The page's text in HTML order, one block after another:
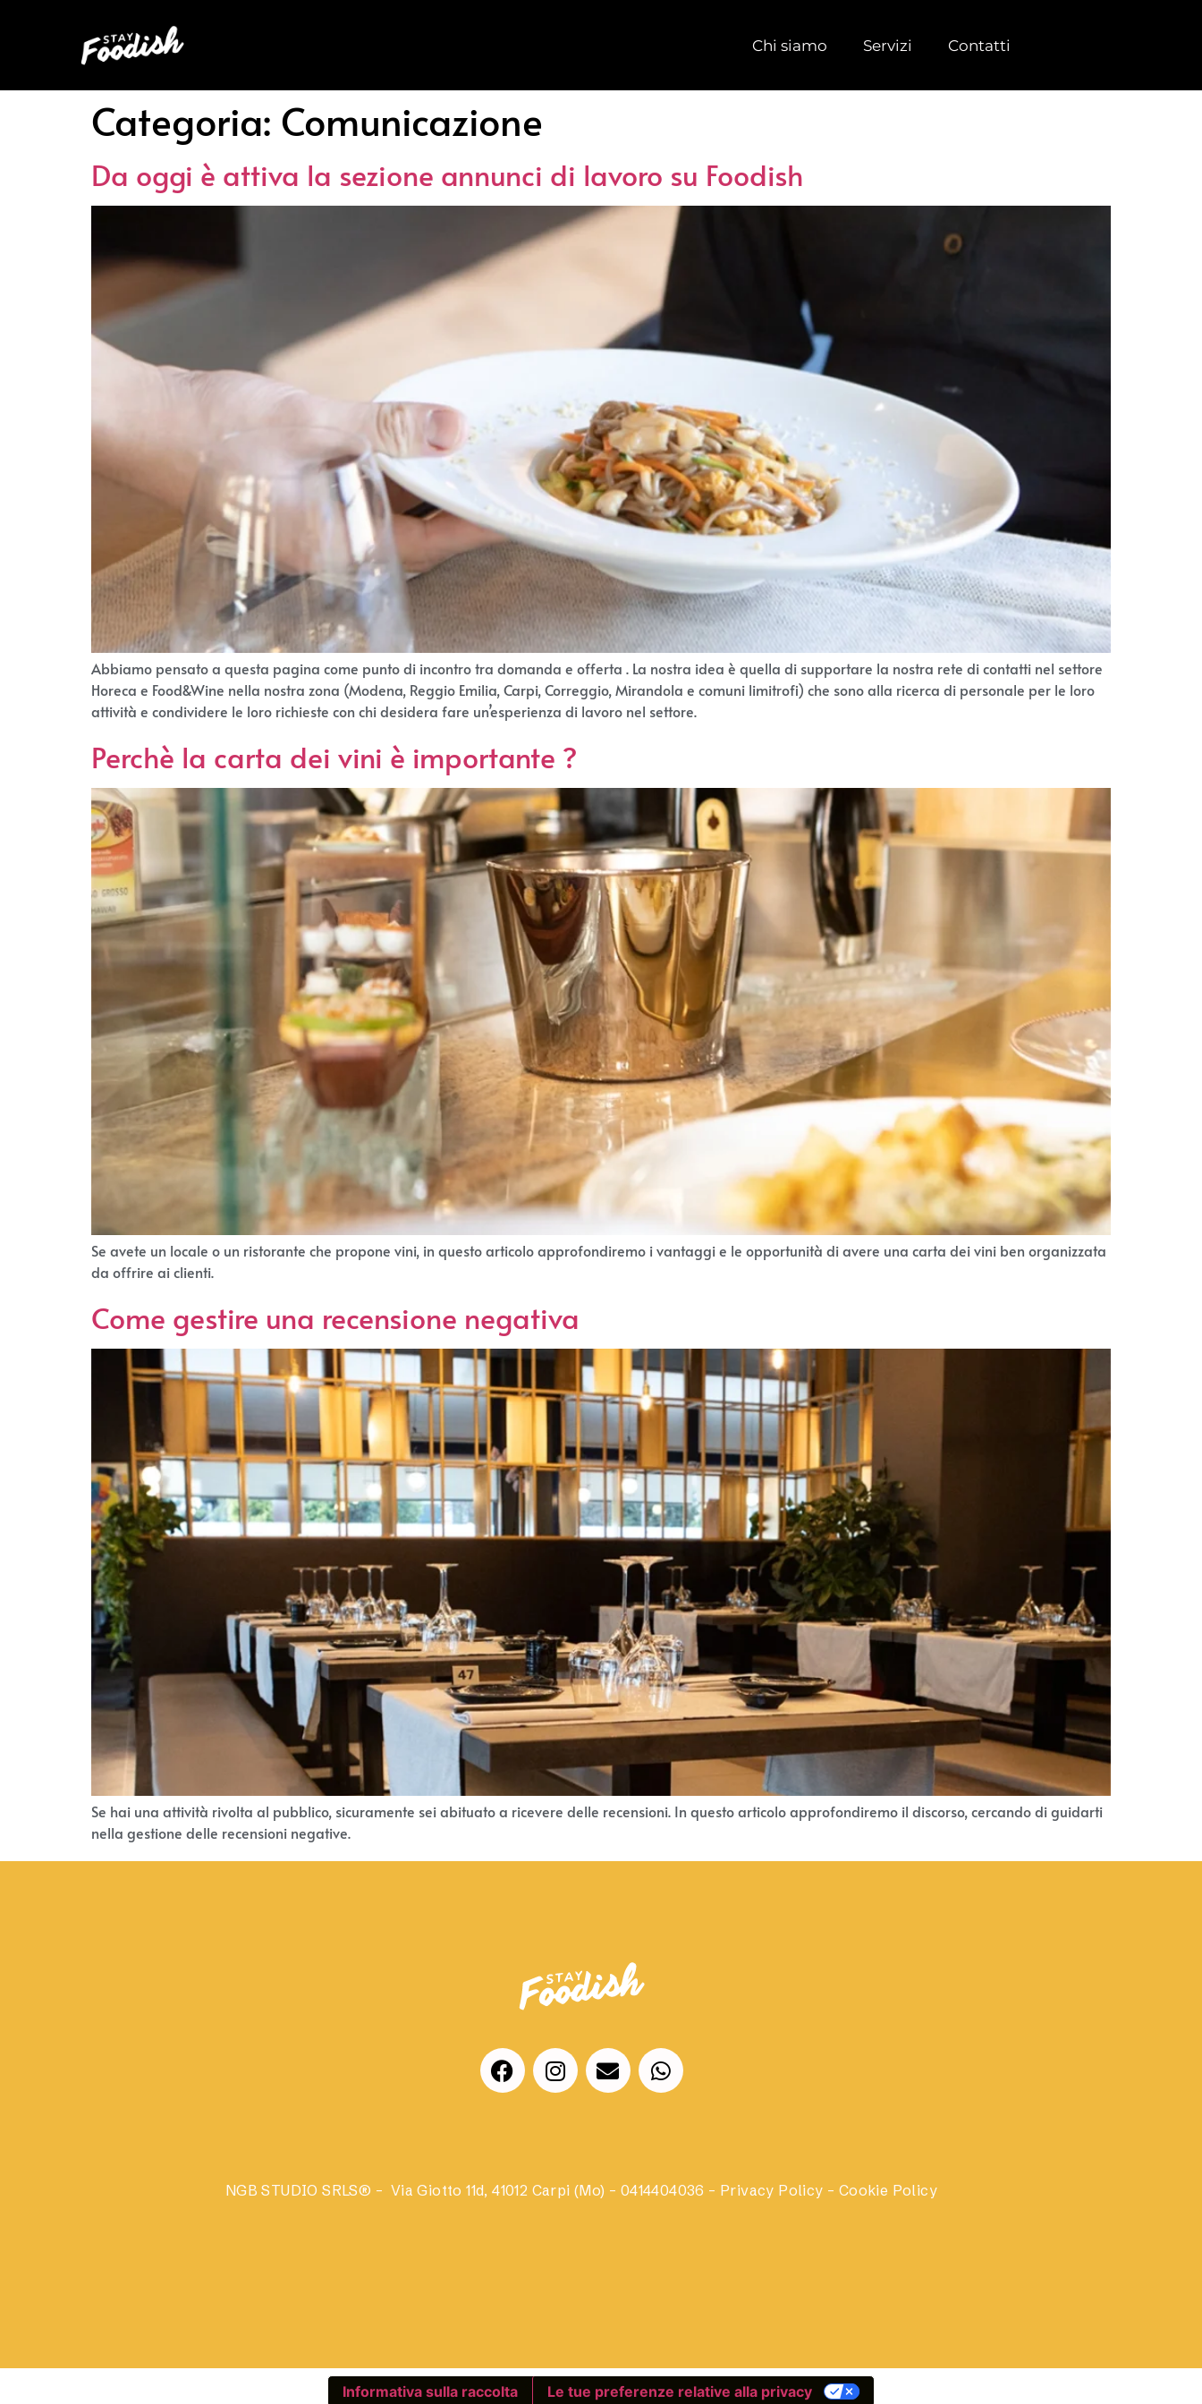
Chi siamo Servizi Contatti
Categoria: Comunicazione
Da oggi è attiva la sezione annunci di lavoro su Foodish
Abbiamo pensato a questa pagina come punto di incontro tra domanda e offerta . La nostra idea è quella di supportare la nostra rete di contatti nel settore
Horeca e Food&Wine nella nostra zona (Modena, Reggio Emilia, Carpi, Correggio, Mirandola e comuni limitrofi) che sono alla ricerca di personale per le loro
attività e condividere le loro richieste con chi desidera fare un’esperienza di lavoro nel settore.
Perchè la carta dei vini è importante ?
Se avete un locale o un ristorante che propone vini, in questo articolo approfondiremo i vantaggi e le opportunità di avere una carta dei vini ben organizzata
da offrire ai clienti.
Come gestire una recensione negativa
Se hai una attività rivolta al pubblico, sicuramente sei abituato a ricevere delle recensioni. In questo articolo approfondiremo il discorso, cercando di guidarti
nella gestione delle recensioni negative.
NGB STUDIO SRLS® – Via Giotto 11d, 41012 Carpi (Mo) – 0414404036 – Privacy Policy – Cookie Policy
Informativa sulla raccolta Le tue preferenze relative alla privacy